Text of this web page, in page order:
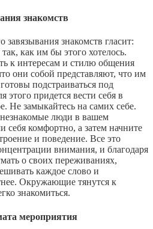
знакомств
знакомств гласит:
как им бы этого хотелось.
к интересам и стилю общения
они собой представляют, что им
подстраиваться под
этого придется вести себя в
Не замыкайтесь на самих себе.
люди в вашем
себя комфортно, а затем начните
и поведение. Все это
внимания, и благодаря
о своих переживаниях,
каждое слово и
Окружающие тянутся к
знакомиться.
мероприятия